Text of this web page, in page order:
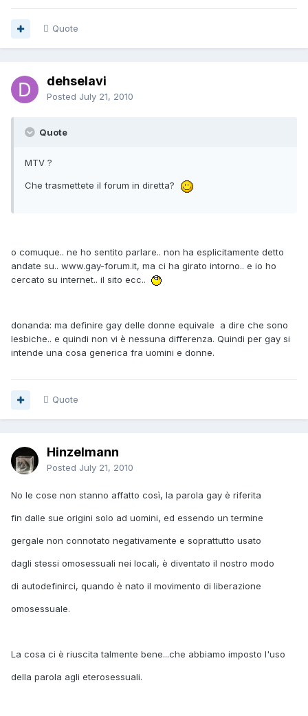
Quote
dehselavi
Posted July 21, 2010
Quote
MTV ?
Che trasmettete il forum in diretta?
o comuque.. ne ho sentito parlare.. non ha esplicitamente detto
andate su.. www.gay-forum.it, ma ci ha girato intorno.. e io ho
cercato su internet.. il sito ecc..
donanda: ma definire gay delle donne equivale a dire che sono
lesbiche.. e quindi non vi è nessuna differenza. Quindi per gay si
intende una cosa generica fra uomini e donne.
Quote
Hinzelmann
Posted July 21, 2010
No le cose non stanno affatto così, la parola gay è riferita
fin dalle sue origini solo ad uomini, ed essendo un termine
gergale non connotato negativamente e soprattutto usato
dagli stessi omosessuali nei locali, è diventato il nostro modo
di autodefinirci, quando è nato il movimento di liberazione
omosessuale.
La cosa ci è riuscita talmente bene...che abbiamo imposto l'uso
della parola agli eterosessuali.